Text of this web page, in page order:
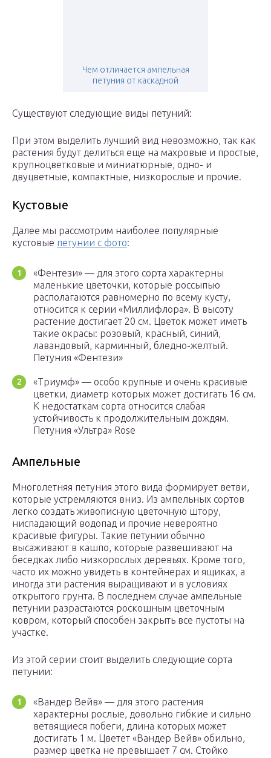
Чем отличается ампельная
петуния от каскадной
Существуют следующие виды петуний:
При этом выделить лучший вид невозможно, так как
растения будут делиться еще на махровые и простые,
крупноцветковые и миниатюрные, одно- и
двуцветные, компактные, низкорослые и прочие.
Кустовые
Далее мы рассмотрим наиболее популярные
кустовые петунии с фото:
«Фентези» — для этого сорта характерны
маленькие цветочки, которые россыпью
располагаются равномерно по всему кусту,
относится к серии «Миллифлора». В высоту
растение достигает 20 см. Цветок может иметь
такие окрасы: розовый, красный, синий,
лавандовый, карминный, бледно-желтый.
Петуния «Фентези»
«Триумф» — особо крупные и очень красивые
цветки, диаметр которых может достигать 16 см.
К недостаткам сорта относится слабая
устойчивость к продолжительным дождям.
Петуния «Ультра» Rose
Ампельные
Многолетняя петуния этого вида формирует ветви,
которые устремляются вниз. Из ампельных сортов
легко создать живописную цветочную штору,
ниспадающий водопад и прочие невероятно
красивые фигуры. Такие петунии обычно
высаживают в кашпо, которые развешивают на
беседках либо низкорослых деревьях. Кроме того,
часто их можно увидеть в контейнерах и ящиках, а
иногда эти растения выращивают и в условиях
открытого грунта. В последнем случае ампельные
петунии разрастаются роскошным цветочным
ковром, который способен закрыть все пустоты на
участке.
Из этой серии стоит выделить следующие сорта
петунии:
«Вандер Вейв» — для этого растения
характерны рослые, довольно гибкие и сильно
ветвящиеся побеги, длина которых может
достигать 1 м. Цветет «Вандер Вейв» обильно,
размер цветка не превышает 7 см. Стойко